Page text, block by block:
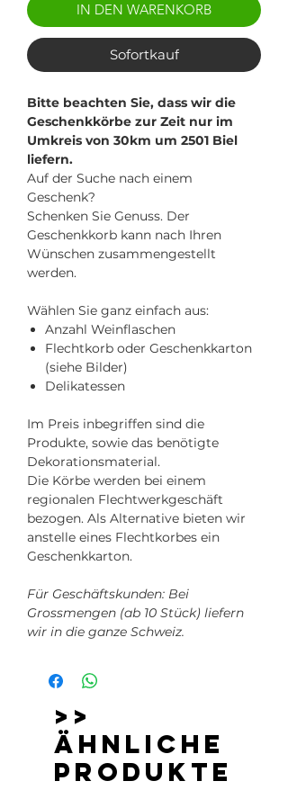
IN DEN WARENKORB
Sofortkauf
Bitte beachten Sie, dass wir die
Geschenkkörbe zur Zeit nur im
Umkreis von 30km um 2501 Biel
liefern.
Auf der Suche nach einem
Geschenk?
Schenken Sie Genuss. Der
Geschenkkorb kann nach Ihren
Wünschen zusammengestellt
werden.
Wählen Sie ganz einfach aus:
Anzahl Weinflaschen
Flechtkorb oder Geschenkkarton
(siehe Bilder)
Delikatessen
Im Preis inbegriffen sind die
Produkte, sowie das benötigte
Dekorationsmaterial.
Die Körbe werden bei einem
regionalen Flechtwerkgeschäft
bezogen. Als Alternative bieten wir
anstelle eines Flechtkorbes ein
Geschenkkarton.
Für Geschäftskunden: Bei
Grossmengen (ab 10 Stück) liefern
wir in die ganze Schweiz.
>>
Ähnliche
Produkte